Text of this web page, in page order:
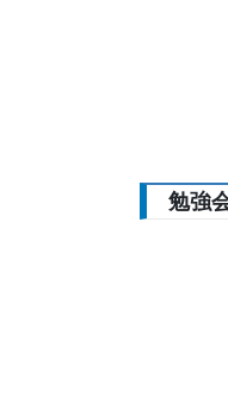
勉強